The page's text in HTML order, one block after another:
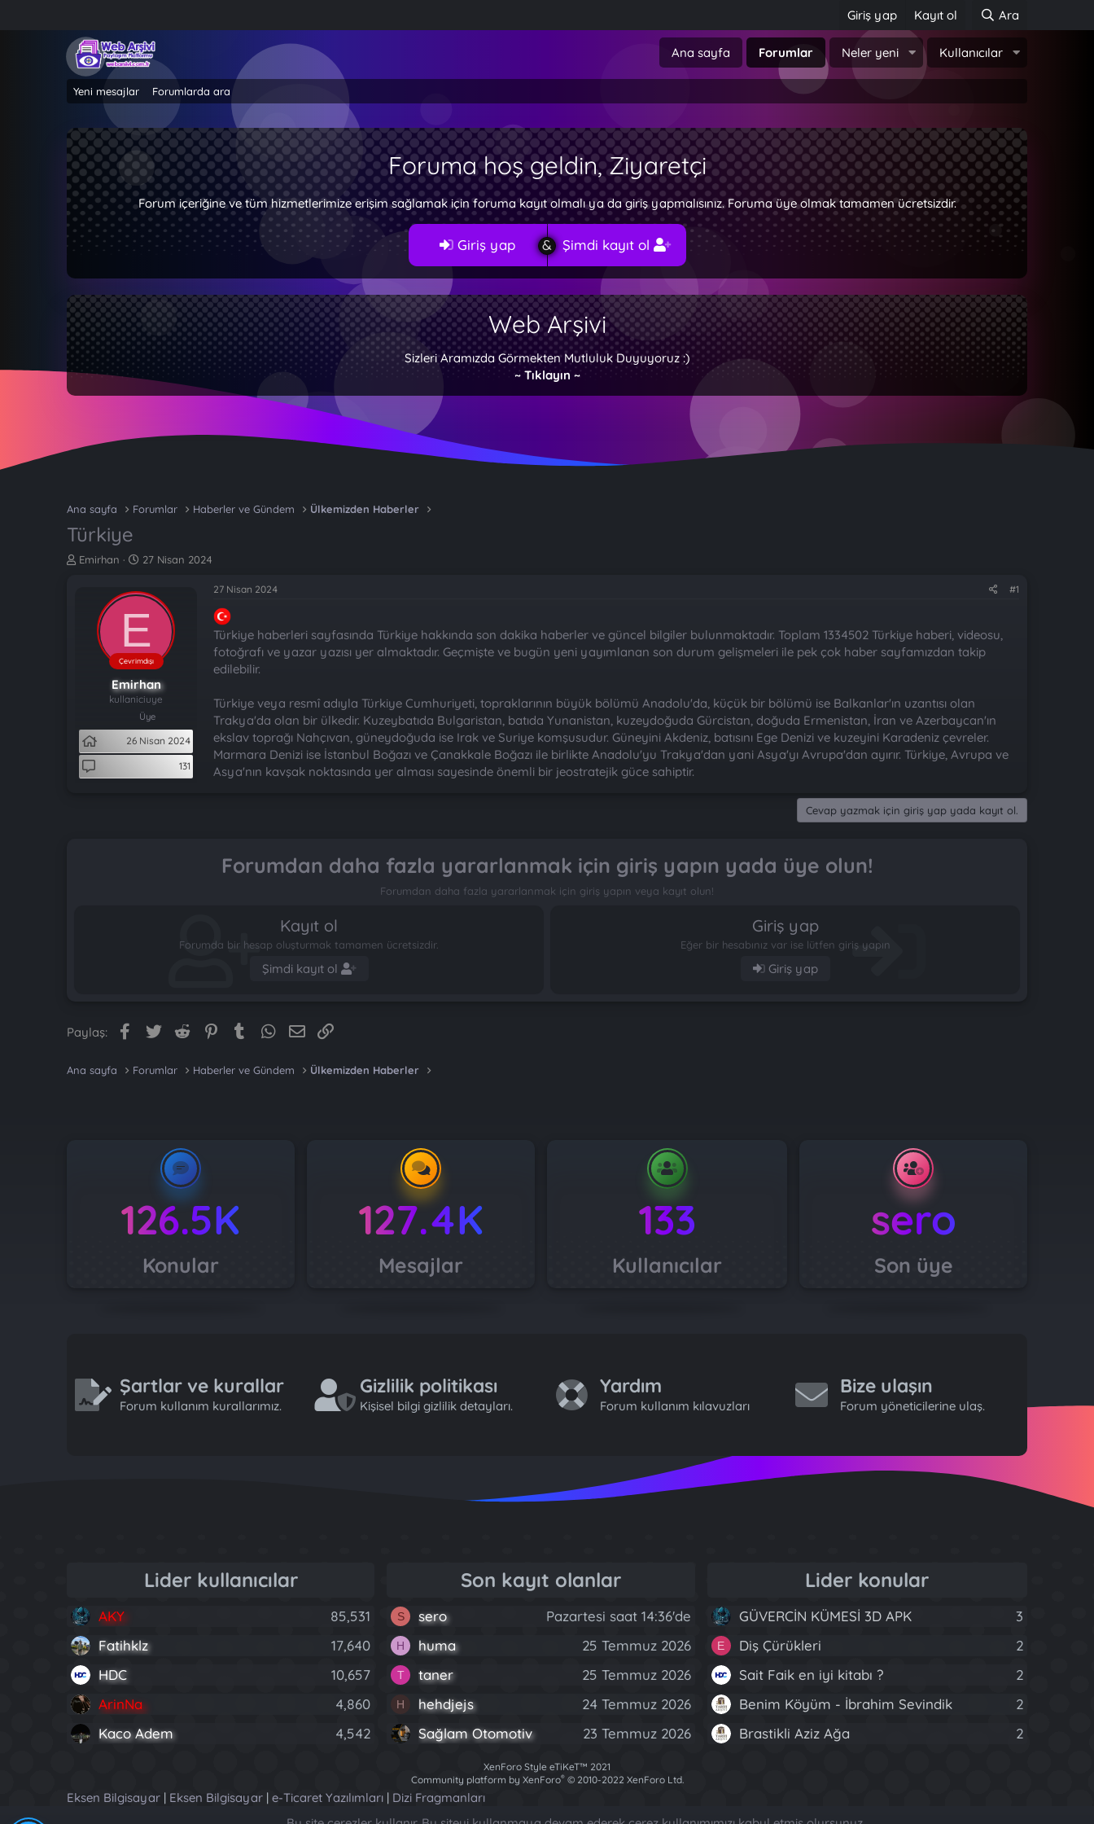
Giriş yap Kayıt ol Ara
Ana sayfa Forumlar Neler yeni Kullanıcılar
Yeni mesajlar Forumlarda ara
Foruma hoş geldin, Ziyaretçi
Forum içeriğine ve tüm hizmetlerimize erişim sağlamak için foruma kayıt olmalı ya da giriş yapmalısınız. Foruma üye olmak tamamen ücretsizdir.
Giriş yap Şimdi kayıt ol
Web Arşivi
Sizleri Aramızda Görmekten Mutluluk Duyuyoruz :)
~ Tıklayın ~
Ana sayfa Forumlar Haberler ve Gündem Ülkemizden Haberler
Türkiye
K
t
a
n
Emirhan
B
a
n
g
ı
t
a
r
27 Nisan 2024
E
Çevrimdışı
Emirhan
kullaniciuye
Üye
26 Nisan 2024
131
27 Nisan 2024 #1
Türkiye haberleri sayfasında Türkiye hakkında son dakika haberler ve güncel bilgiler bulunmaktadır. Toplam 1334502 Türkiye haberi, videosu,
fotoğrafı ve yazar yazısı yer almaktadır. Geçmişte ve bugün yeni yayımlanan son durum gelişmeleri ile pek çok haber sayfamızdan takip
edilebilir.
Türkiye veya resmî adıyla Türkiye Cumhuriyeti, topraklarının büyük bölümü Anadolu'da, küçük bir bölümü ise Balkanlar'ın uzantısı olan
Trakya'da olan bir ülkedir. Kuzeybatıda Bulgaristan, batıda Yunanistan, kuzeydoğuda Gürcistan, doğuda Ermenistan, İran ve Azerbaycan'ın
ekslav toprağı Nahçıvan, güneydoğuda ise Irak ve Suriye komşusudur. Güneyini Akdeniz, batısını Ege Denizi ve kuzeyini Karadeniz çevreler.
Marmara Denizi ise İstanbul Boğazı ve Çanakkale Boğazı ile birlikte Anadolu'yu Trakya'dan yani Asya'yı Avrupa'dan ayırır. Türkiye, Avrupa ve
Asya'nın kavşak noktasında yer alması sayesinde önemli bir jeostratejik güce sahiptir.
Cevap yazmak için giriş yap yada kayıt ol.
Forumdan daha fazla yararlanmak için giriş yapın yada üye olun!
Forumdan daha fazla yararlanmak için giriş yapın veya kayıt olun!
Kayıt ol
Forumda bir hesap oluşturmak tamamen ücretsizdir.
Şimdi kayıt ol
Giriş yap
Eğer bir hesabınız var ise lütfen giriş yapın
Giriş yap
Paylaş: Facebook
Twitter Reddit PinterestTumblrWhatsApp
E-posta
Ana sayfa Forumlar Haberler ve Gündem Ülkemizden Haberler
126.5K
Konular
127.4K
Mesajlar
133
Kullanıcılar
sero
Son üye
Şartlar ve kurallar
Forum kullanım kurallarımız.
Gizlilik politikası
Kişisel bilgi gizlilik detayları.
Yardım
Forum kullanım kılavuzları
Bize ulaşın
Forum yöneticilerine ulaş.
Lider kullanıcılar
AKY
85,531
Fatihklz
17,640
HDC
10,657
ArinNa
4,860
Kaco Adem
4,542
Son kayıt olanlar
S sero Pazartesi saat 14:36'de
H huma 25 Temmuz 2026
T taner 25 Temmuz 2026
H hehdjejs
24 Temmuz 2026
Sağlam Otomotiv
23 Temmuz 2026
Lider konular
GÜVERCİN KÜMESİ 3D APK 3
E Diş Çürükleri
2
Sait Faik en iyi kitabı ?
2
Benim Köyüm - İbrahim Sevindik
2
Brastikli Aziz Ağa
2
XenForo Style eTiKeT™ 2021
Community platform by XenForo® © 2010-2022 XenForo Ltd.
[XGT] Forum statistics system
Eksen Bilgisayar | Eksen Bilgisayar | e-Ticaret Yazılımları | Dizi Fragmanları